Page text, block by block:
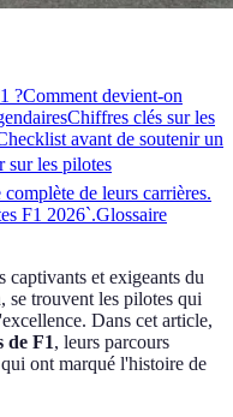
?Comment devient-on
Chiffres clés sur les
avant de soutenir un
les pilotes
de leurs carrières.
F1 2026`.Glossaire
captivants et exigeants du
se trouvent les pilotes qui
Dans cet article,
de F1, leurs parcours
ont marqué l'histoire de